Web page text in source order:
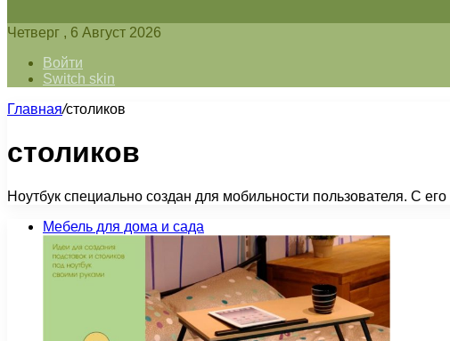
Четверг , 6 Август 2026
Войти
Switch skin
Главная/столиков
столиков
Ноутбук специально создан для мобильности пользователя. С
Мебель для дома и сада